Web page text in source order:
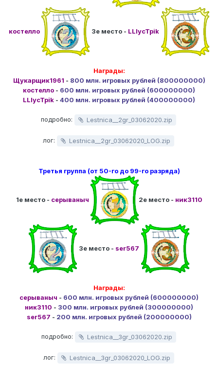
костелло 3е место - LLIycTpik
Награды:
Щукарщик1961 - 800 млн. игровых рублей (800000000)
костелло - 600 млн. игровых рублей (600000000)
LLIycTpik - 400 млн. игровых рублей (400000000)
подробно: Lestnica__2gr_03062020.zip
лог: Lestnica__2gr_03062020_LOG.zip
Третья группа (от 50-го до 99-го разряда)
1е место - серываныч 2е место - ник3110
3е место - ser567
Награды:
серываныч - 600 млн. игровых рублей (600000000)
ник3110 - 300 млн. игровых рублей (300000000)
ser567 - 200 млн. игровых рублей (200000000)
подробно: Lestnica__3gr_03062020.zip
лог: Lestnica__3gr_03062020_LOG.zip